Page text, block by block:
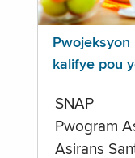
kalifye pou
SNAP
Pwogram
Asirans